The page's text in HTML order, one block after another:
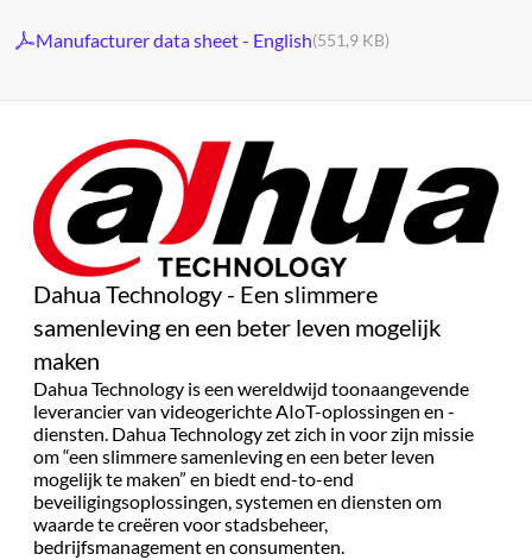
Manufacturer data sheet - English(551,9 KB)
Dahua Technology - Een slimmere
samenleving en een beter leven mogelijk
maken
Dahua Technology is een wereldwijd toonaangevende
leverancier van videogerichte AIoT-oplossingen en -
diensten. Dahua Technology zet zich in voor zijn missie
om “een slimmere samenleving en een beter leven
mogelijk te maken” en biedt end-to-end
beveiligingsoplossingen, systemen en diensten om
waarde te creëren voor stadsbeheer,
bedrijfsmanagement en consumenten.